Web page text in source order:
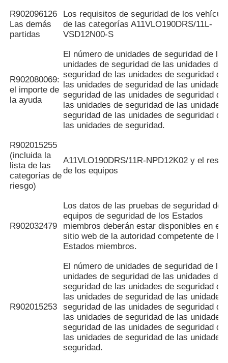
R902096126
Las demás
partidas
Los requisitos de seguridad de los
de las categorías A11VLO190DRS/11L-
VSD12N00-S
R902080069:
el importe de
la ayuda
El número de unidades de seguridad de las
unidades de seguridad de las unidades de
seguridad de las unidades de seguridad de
las unidades de seguridad de las unidades
seguridad de las unidades de seguridad de
las unidades de seguridad de las unidades
seguridad de las unidades de seguridad de
las unidades de seguridad.
R902015255
(incluida la
lista de las
categorías de
riesgo)
A11VLO190DRS/11R-NPD12K02 y el resto
de los equipos
R902032479
Los datos de las pruebas de seguridad de
equipos de seguridad de los Estados
miembros deberán estar disponibles en el
sitio web de la autoridad competente de los
Estados miembros.
R902015253
El número de unidades de seguridad de las
unidades de seguridad de las unidades de
seguridad de las unidades de seguridad de
las unidades de seguridad de las unidades
seguridad de las unidades de seguridad de
las unidades de seguridad de las unidades
seguridad de las unidades de seguridad de
las unidades de seguridad de las unidades
seguridad.